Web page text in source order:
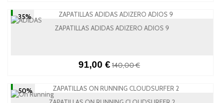
-35%
ZAPATILLAS ADIDAS ADIZERO ADIOS 9
91,00 € 140,00 €
-50%